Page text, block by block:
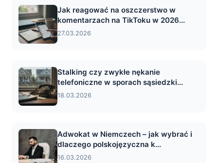
Jak reagować na oszczerstwo w
komentarzach na TikToku w 2026...
27.03.2026
Stalking czy zwykłe nękanie
telefoniczne w sporach sąsiedzki...
18.03.2026
Adwokat w Niemczech – jak wybrać i
dlaczego polskojęzyczna k...
16.03.2026